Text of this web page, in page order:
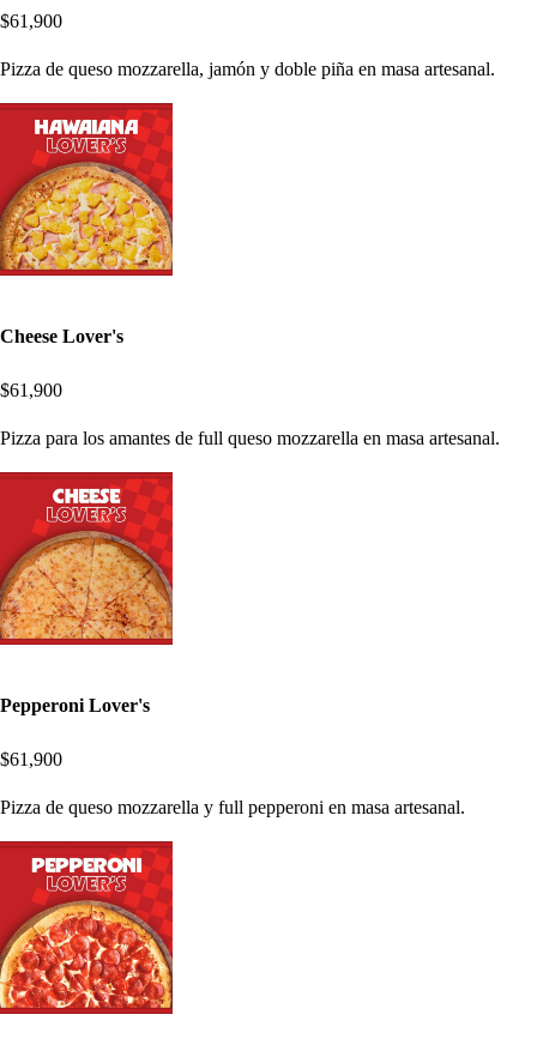
$61,900
Pizza de queso mozzarella, jamón y doble piña en masa artesanal.
Cheese Lover's
$61,900
Pizza para los amantes de full queso mozzarella en masa artesanal.
Pepperoni Lover's
$61,900
Pizza de queso mozzarella y full pepperoni en masa artesanal.